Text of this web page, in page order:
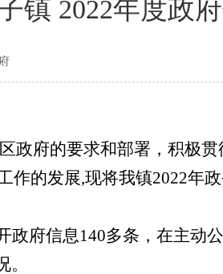
镇 2022年度政
区政府的要求和部署，积极
作的发展,现将我镇2022年
政府信息140多条，在主动